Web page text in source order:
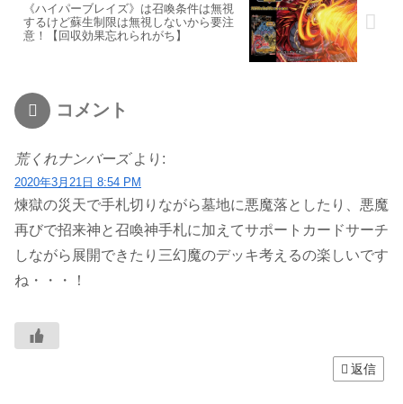
《ハイパーブレイズ》は召喚条件は無視
するけど蘇生制限は無視しないから要注
意！【回収効果忘れられがち】
コメント
荒くれナンバーズ より:
2020年3月21日 8:54 PM
煉獄の災天で手札切りながら墓地に悪魔落としたり、悪魔
再びで招来神と召喚神手札に加えてサポートカードサーチ
しながら展開できたり三幻魔のデッキ考えるの楽しいです
ね・・・！
返信